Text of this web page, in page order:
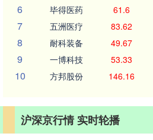
6 毕得医药 61.6
7 五洲医疗 83.62
8 耐科装备 49.67
9 一博科技 53.33
10 方邦股份 146.16
沪深京行情 实时轮播